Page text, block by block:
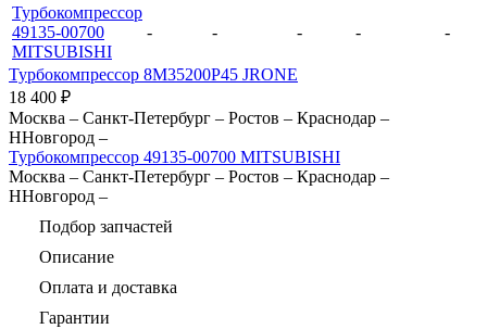
Турбокомпрессор
49135-00700
MITSUBISHI
- - - - -
Турбокомпрессор 8M35200P45 JRONE
18 400 ₽
Москва – Санкт-Петербург – Ростов – Краснодар –
ННовгород –
Турбокомпрессор 49135-00700 MITSUBISHI
Москва – Санкт-Петербург – Ростов – Краснодар –
ННовгород –
Подбор запчастей
Описание
Оплата и доставка
Гарантии